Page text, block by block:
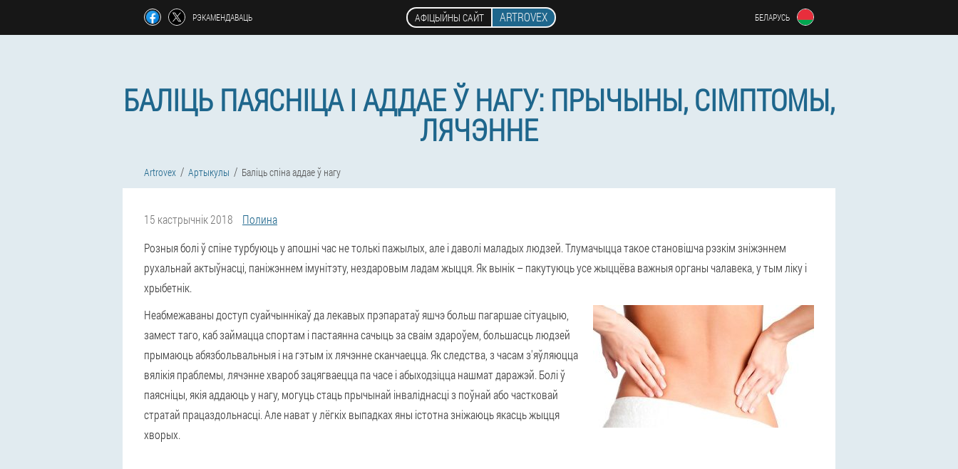
РЭКАМЕНДАВАЦЬ АФІЦЫЙНЫ САЙТ ARTROVEX БЕЛАРУСЬ
БАЛІЦЬ ПАЯСНІЦА І АДДАЕ Ў НАГУ: ПРЫЧЫНЫ, СІМПТОМЫ,
ЛЯЧЭННЕ
Artrovex Артыкулы Баліць спіна аддае ў нагу
15 кастрычнік 2018
Полина
Розныя болі ў спіне турбуюць у апошні час не толькі пажылых, але і даволі маладых людзей. Тлумачыцца такое становішча рэзкім зніжэннем
рухальнай актыўнасці, паніжэннем імунітэту, нездаровым ладам жыцця. Як вынік – пакутуюць усе жыццёва важныя органы чалавека, у тым ліку і
хрыбетнік.
Неабмежаваны доступ суайчыннікаў да лекавых прэпаратаў яшчэ больш пагаршае сітуацыю,
замест таго, каб займацца спортам і пастаянна сачыць за сваім здароўем, большасць людзей
прымаюць абязбольвальныя і на гэтым іх лячэнне сканчаецца. Як следства, з часам з'яўляюцца
вялікія праблемы, лячэнне хвароб зацягваецца па часе і абыходзіцца нашмат даражэй. Болі ў
паясніцы, якія аддаюць у нагу, могуць стаць прычынай інваліднасці з поўнай або частковай
стратай працаздольнасці. Але нават у лёгкіх выпадках яны істотна зніжаюць якасць жыцця
хворых.